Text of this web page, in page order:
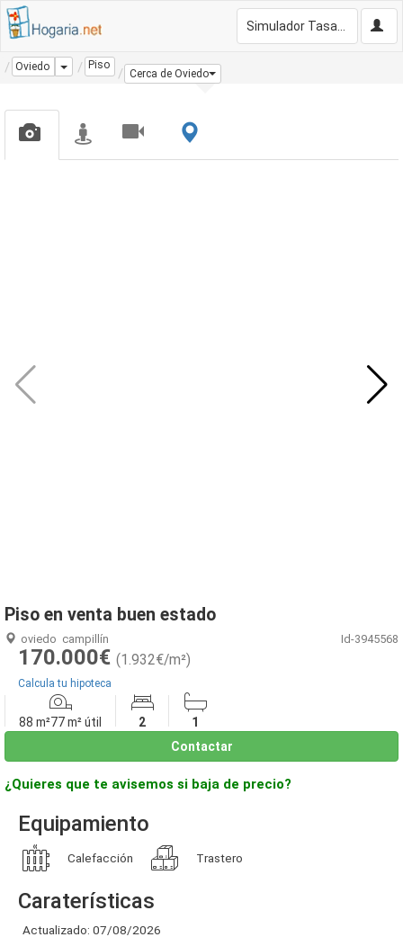
Oviedo Dropdown
Piso
Cerca de Oviedo
Piso en venta buen estado
oviedo campillín Id-3945568
170.000€ (1.932€/m²)
Calcula tu hipoteca
88 m²77 m² útil 2
1
Contactar
¿Quieres que te avisemos si baja de precio?
Equipamiento
Calefacción Trastero
Caraterísticas
Actualizado: 07/08/2026